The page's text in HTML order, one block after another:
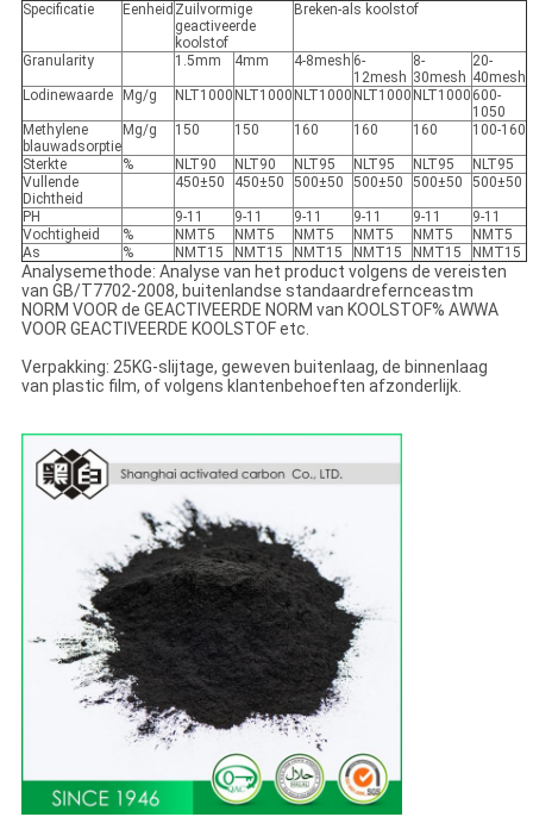
Specificatie Eenheid Zuilvormige
geactiveerde
koolstof
Breken-als koolstof
Granularity 1.5mm 4mm 4-8mesh 6-
12mesh
8-
30mesh
20-
40mesh
Lodinewaarde
Mg/g NLT1000 NLT1000 NLT1000 NLT1000 NLT1000 600-
1050
Methylene
blauwadsorptie
Mg/g 150 150 160 160 160 100-160
Sterkte % NLT90 NLT90 NLT95 NLT95 NLT95
NLT95
Vullende
Dichtheid
450±50 450±50 500±50 500±50 500±50 500±50
PH 9-11 9-11 9-11 9-11 9-11
9-11
Vochtigheid
% NMT5 NMT5 NMT5 NMT5 NMT5
NMT5
As
% NMT15 NMT15 NMT15 NMT15 NMT15 NMT15
Analysemethode: Analyse van het product volgens de vereisten
van GB/T7702-2008, buitenlandse standaardrefernceastm
NORM VOOR de GEACTIVEERDE NORM van KOOLSTOF% AWWA
VOOR GEACTIVEERDE KOOLSTOF etc.
Verpakking: 25KG-slijtage, geweven buitenlaag, de binnenlaag
van plastic film, of volgens klantenbehoeften afzonderlijk.